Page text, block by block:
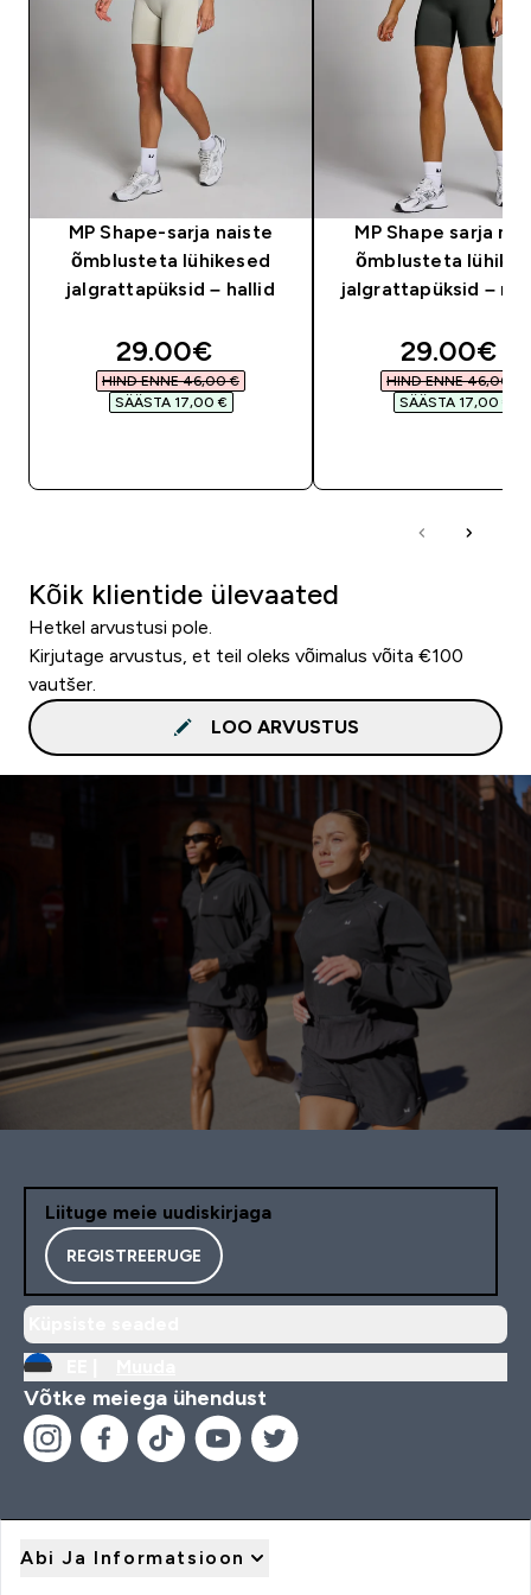
MP Shape-sarja naiste
õmblusteta lühikesed
jalgrattapüksid – hallid
discounted price
29.00€‎
HIND ENNE 46,00 €‎
SÄÄSTA 17,00 €‎
MP Shape sarja
õmblusteta
jalgrattapüksid –
29.00€‎
HIND ENNE 46,00 €‎
SÄÄSTA 17,00 €‎
Kõik klientide ülevaated
Hetkel arvustusi pole.
Kirjutage arvustus, et teil oleks võimalus võita €100
vautšer.
LOO ARVUSTUS
Liituge meie uudiskirjaga
REGISTREERUGE
Võtke meiega ühendust
Abi Ja Informatsioon